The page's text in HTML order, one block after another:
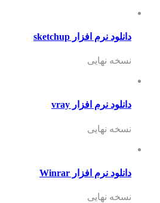
دانلود نرم افزار sketchup
نسخه نهایی
دانلود نرم افزار vray
نسخه نهایی
دانلود نرم افزار Winrar
نسخه نهایی